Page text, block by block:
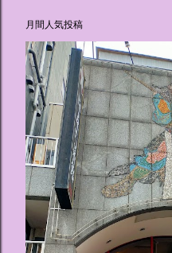
月間人気投稿